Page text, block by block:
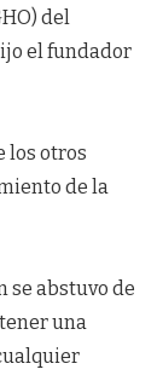
del
el fundador
los otros
de la
se abstuvo de
una